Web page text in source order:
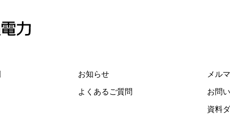
お知らせ
よくあるご質問
メル
お問
資料